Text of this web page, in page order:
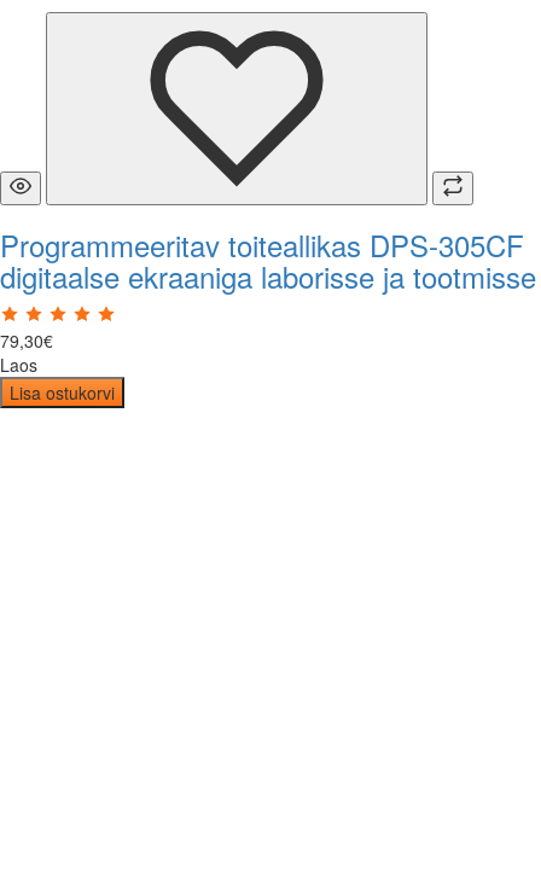
Programmeeritav toiteallikas DPS-305CF
digitaalse ekraaniga laborisse ja tootmisse
79,30€
Laos
Lisa ostukorvi